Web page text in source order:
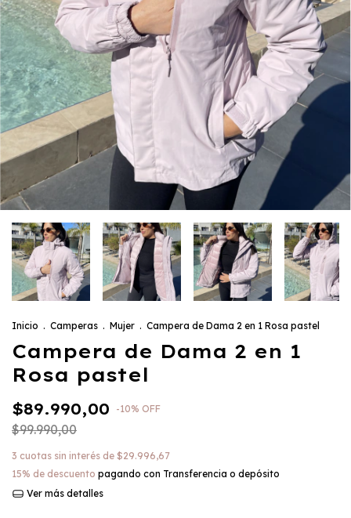
Inicio . Camperas . Mujer . Campera de Dama 2 en 1 Rosa pastel
Campera de Dama 2 en 1
Rosa pastel
$89.990,00 -10% OFF
$99.990,00
3 cuotas sin interés de $29.996,67
15% de descuento pagando con Transferencia o depósito
Ver más detalles